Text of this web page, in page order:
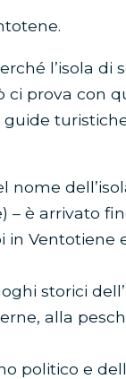
l’isola di
ci prova con
nome
– è arrivato
in Ventotiene
storici
alla
politico e